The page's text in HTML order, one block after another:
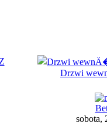
Drzwi
sobota,